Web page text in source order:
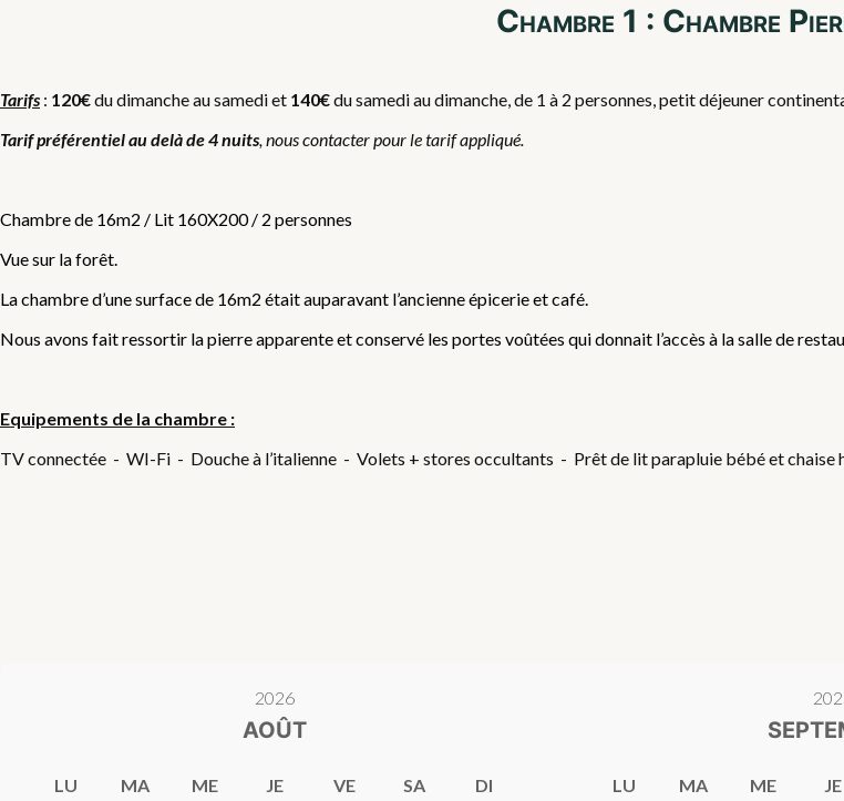
Chambre 1 : Chambre
Tarifs : 120€du dimanche au samedi et 140€du samedi au dimanche, de 1 à 2 personnes, petit déjeuner
Tarif préférentiel au delà de 4 nuits, nous contacter pour le tarif appliqué.
Chambre de 16m2 / Lit 160X200 / 2 personnes
Vue sur la forêt.
La chambre d’une surface de 16m2 était auparavant l’ancienne épicerie et café.
Nous avons fait ressortir la pierre apparente et conservé les portes voûtées qui donnait l’accès à la salle de
Equipements de la chambre :
TV connectée - WI-Fi - Douche à l’italienne - Volets + stores occultants - Prêt de lit parapluie bébé et chaise
2026
AOÛT
LU MA ME JE VE SA DI LU MA ME JE